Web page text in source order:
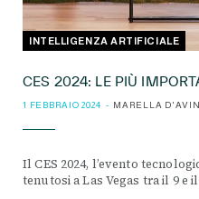
INTELLIGENZA ARTIFICIALE
CES 2024: LE PIÙ
1 FEBBRAIO 2024 MARELLA
Il CES 2024, l’evento
tenutosi a Las Vegas tra il 9 e